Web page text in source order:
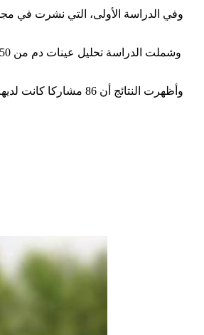
وفي الدراسة الأولى، التي نشرت في
وأظهرت النتائج أن